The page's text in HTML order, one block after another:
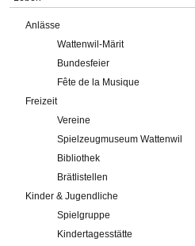
Anlässe
Wattenwil-Märit
Bundesfeier
Fête de la Musique
Freizeit
Vereine
Spielzeugmuseum Wattenwil
Bibliothek
Brätlistellen
Kinder & Jugendliche
Spielgruppe
Kindertagesstätte